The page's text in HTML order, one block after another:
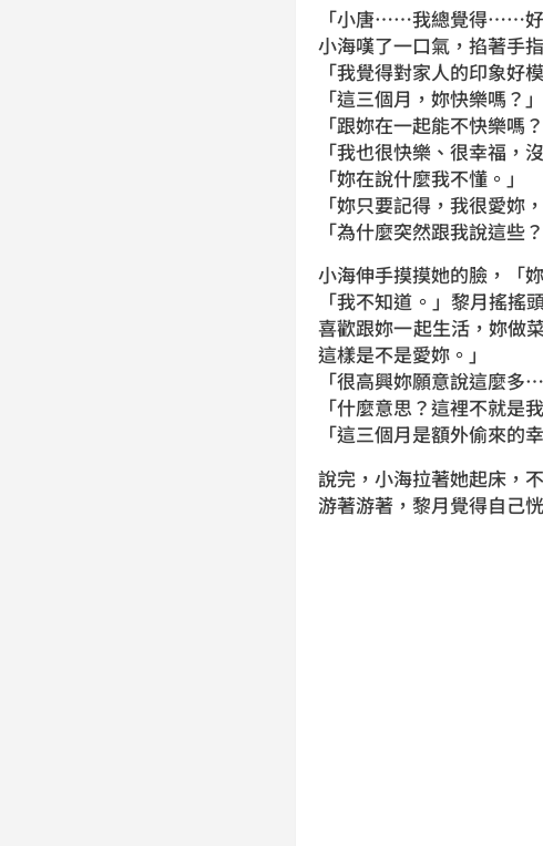
「小唐……我總覺得……好
小海嘆了一口氣，掐著手
「我覺得對家人的印象好
「這三個月，妳快樂嗎？
「跟妳在一起能不快樂嗎
「我也很快樂、很幸福，
「妳在說什麼我不懂。」
「妳只要記得，我很愛妳
「為什麼突然跟我說這些？
小海伸手摸摸她的臉，「妳
「我不知道。」黎月搖
喜歡跟妳一起生活，妳做
這樣是不是愛妳。」
「很高興妳願意說這麼
「什麼意思？這裡不就是
「這三個月是額外偷來的
說完，小海拉著她起床，
游著游著，黎月覺得自己